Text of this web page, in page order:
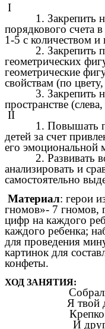
I
1. Закрепить
порядкового счета
1-5 с количеством
2. Закрепить
геометрических
геометрические
свойствам (по
3. Закрепить
пространстве
II
1. Повышать
детей за счет
его эмоциональной
2. Развивать
анализировать и
самостоятельно
Материал: герои
гномов»- 7 гномов,
цифр на каждого
каждого ребенка;
для проведения
картинок для
конфеты.
ХОД ЗАНЯТИЯ:
Я твой
И